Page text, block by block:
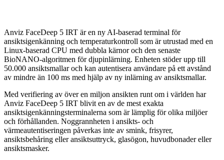
Anviz FaceDeep 5 IRT är en ny AI-baserad terminal för
ansiktsigenkänning och temperaturkontroll som är utrustad med en
Linux-baserad CPU med dubbla kärnor och den senaste
BioNANO-algoritmen för djupinlärning. Enheten stöder upp till
50.000 ansiktsmallar och kan autentisera användare på ett avstånd
av mindre än 100 ms med hjälp av ny inlärning av ansiktsmallar.
Med verifiering av över en miljon ansikten runt om i världen har
Anviz FaceDeep 5 IRT blivit en av de mest exakta
ansiktsigenkänningsterminalerna som är lämplig för olika miljöer
och förhållanden. Noggrannheten i ansikts- och
värmeautentiseringen påverkas inte av smink, frisyrer,
ansiktsbehåring eller ansiktsuttryck, glasögon, huvudbonader eller
ansiktsmasker.